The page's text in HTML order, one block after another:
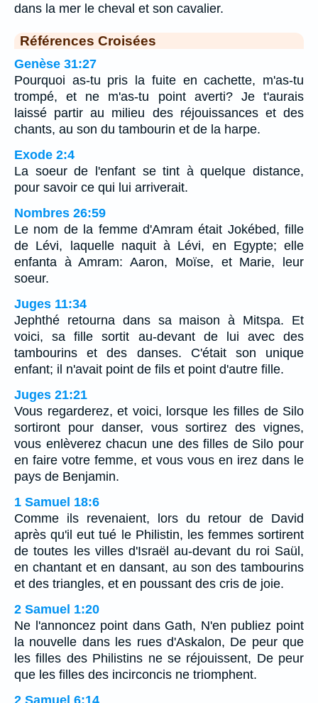
dans la mer le cheval et son cavalier.
Références Croisées
Genèse 31:27
Pourquoi as-tu pris la fuite en cachette, m'as-tu
trompé, et ne m'as-tu point averti? Je t'aurais
laissé partir au milieu des réjouissances et des
chants, au son du tambourin et de la harpe.
Exode 2:4
La soeur de l'enfant se tint à quelque distance,
pour savoir ce qui lui arriverait.
Nombres 26:59
Le nom de la femme d'Amram était Jokébed, fille
de Lévi, laquelle naquit à Lévi, en Egypte; elle
enfanta à Amram: Aaron, Moïse, et Marie, leur
soeur.
Juges 11:34
Jephthé retourna dans sa maison à Mitspa. Et
voici, sa fille sortit au-devant de lui avec des
tambourins et des danses. C'était son unique
enfant; il n'avait point de fils et point d'autre fille.
Juges 21:21
Vous regarderez, et voici, lorsque les filles de Silo
sortiront pour danser, vous sortirez des vignes,
vous enlèverez chacun une des filles de Silo pour
en faire votre femme, et vous vous en irez dans le
pays de Benjamin.
1 Samuel 18:6
Comme ils revenaient, lors du retour de David
après qu'il eut tué le Philistin, les femmes sortirent
de toutes les villes d'Israël au-devant du roi Saül,
en chantant et en dansant, au son des tambourins
et des triangles, et en poussant des cris de joie.
2 Samuel 1:20
Ne l'annoncez point dans Gath, N'en publiez point
la nouvelle dans les rues d'Askalon, De peur que
les filles des Philistins ne se réjouissent, De peur
que les filles des incirconcis ne triomphent.
2 Samuel 6:14